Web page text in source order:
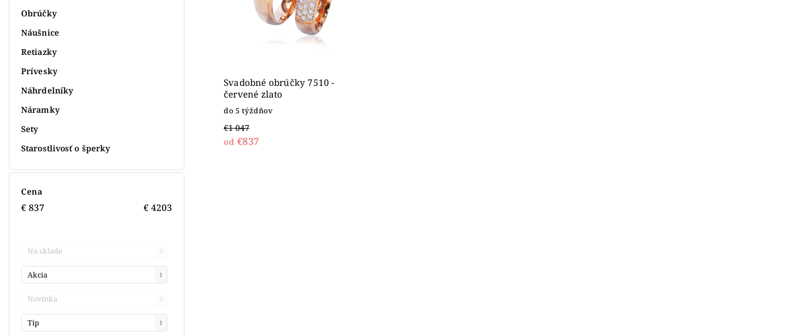
Obrúčky
Náušnice
Retiazky
Prívesky
Náhrdelníky
Náramky
Sety
Starostlivosť o šperky
Cena
€837 €4203
Na sklade 0
Akcia 1
Novinka 0
Tip 1
Svadobné obrúčky 7510 -
červené zlato
do 5 týždňov
€1 047
od €837